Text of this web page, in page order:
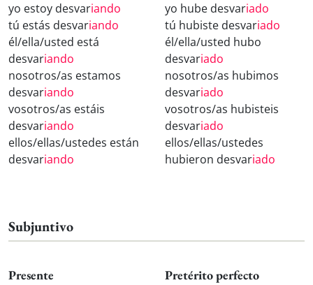
yo estoy desvariando
tú estás desvariando
él/ella/usted está
desvariando
nosotros/as estamos
desvariando
vosotros/as estáis
desvariando
ellos/ellas/ustedes están
desvariando
yo hube desvariado
tú hubiste desvariado
él/ella/usted hubo
desvariado
nosotros/as hubimos
desvariado
vosotros/as hubisteis
desvariado
ellos/ellas/ustedes
hubieron desvariado
Subjuntivo
Presente Pretérito perfecto